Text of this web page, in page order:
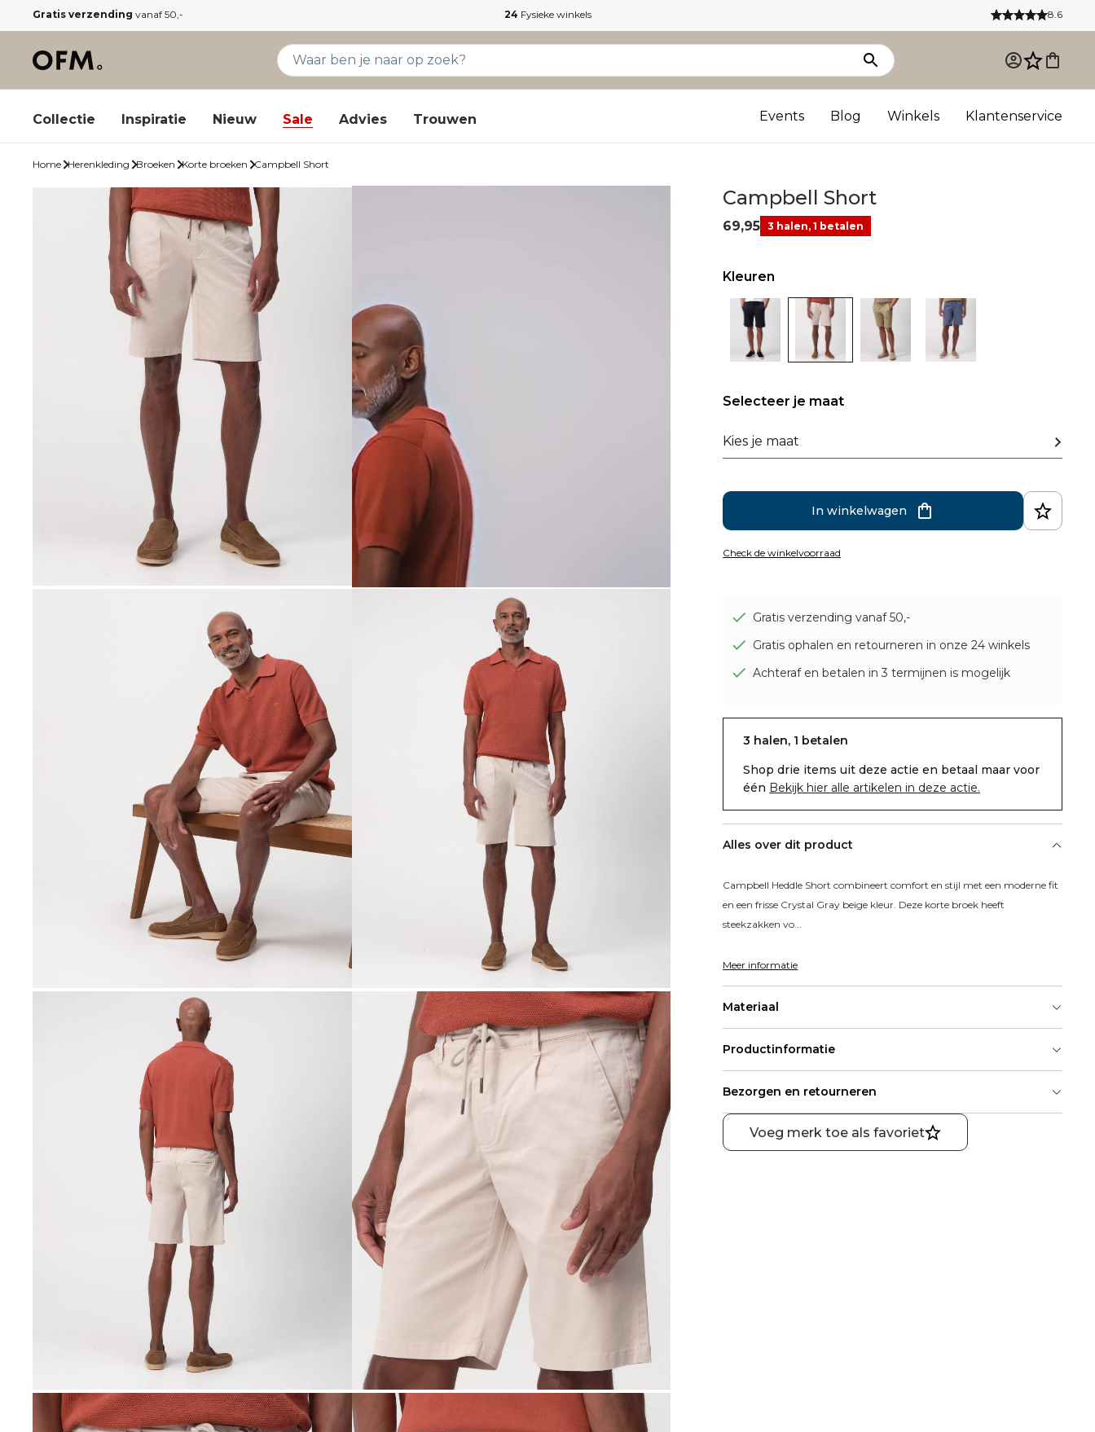
Gratis verzending vanaf 50,- 24 Fysieke winkels 8.6
Collectie Inspiratie Nieuw Sale Advies Trouwen Events Blog Winkels Klantenservice
Home Herenkleding Broeken Korte broeken Campbell Short
Campbell Short
69,95 3 halen, 1 betalen
Kleuren
Selecteer je maat
Kies je maat
In winkelwagen
Check de winkelvoorraad
Gratis verzending vanaf 50,-
Gratis ophalen en retourneren in onze 24 winkels
Achteraf en betalen in 3 termijnen is mogelijk
3 halen, 1 betalen
Shop drie items uit deze actie en betaal maar voor
één Bekijk hier alle artikelen in deze actie.
Alles over dit product
Campbell Heddle Short combineert comfort en stijl met een moderne fit
en een frisse Crystal Gray beige kleur. Deze korte broek heeft
steekzakken vo...
Meer informatie
Materiaal
Productinformatie
Bezorgen en retourneren
Voeg merk toe als favoriet